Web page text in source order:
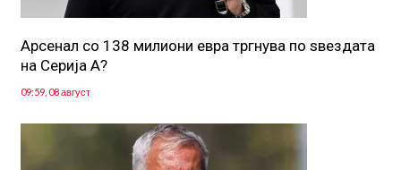
Арсенал со 138 милиони евра тргнува по ѕвездата
на Серија А?
09:59, 08 август